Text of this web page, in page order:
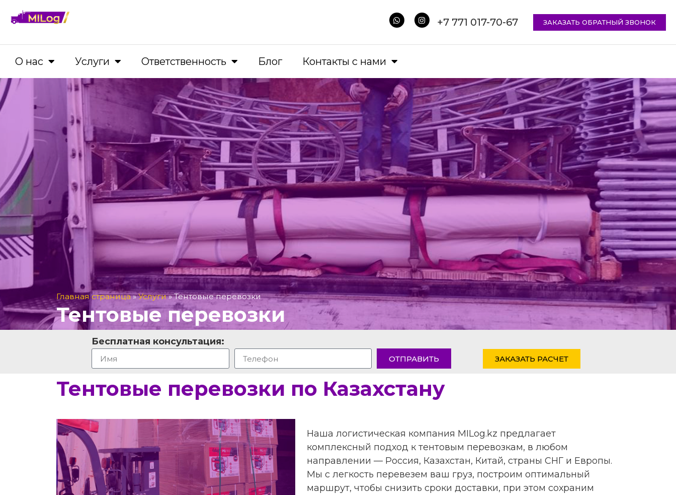
+7 771 017-70-67 ЗАКАЗАТЬ ОБРАТНЫЙ ЗВОНОК
О нас Услуги Ответственность Блог Контакты с нами
Главная страница»Услуги»Тентовые перевозки
Тентовые перевозки
Бесплатная консультация:
ОТПРАВИТЬ ЗАКАЗАТЬ РАСЧЕТ
Тентовые перевозки по Казахстану
Наша логистическая компания MILog.kz предлагает
комплексный подход к тентовым перевозкам, в любом
направлении — Россия, Казахстан, Китай, страны СНГ и Европы.
Мы с легкость перевезем ваш груз, построим оптимальный
маршрут, чтобы снизить сроки доставки, при этом сохраним